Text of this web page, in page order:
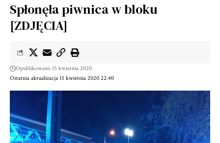
Spłonęła piwnica w bloku
[ZDJĘCIA]
Ostatnia aktualizacja 15 kwietnia 2020 22:40
Opublikowano 15 kwietnia 2020